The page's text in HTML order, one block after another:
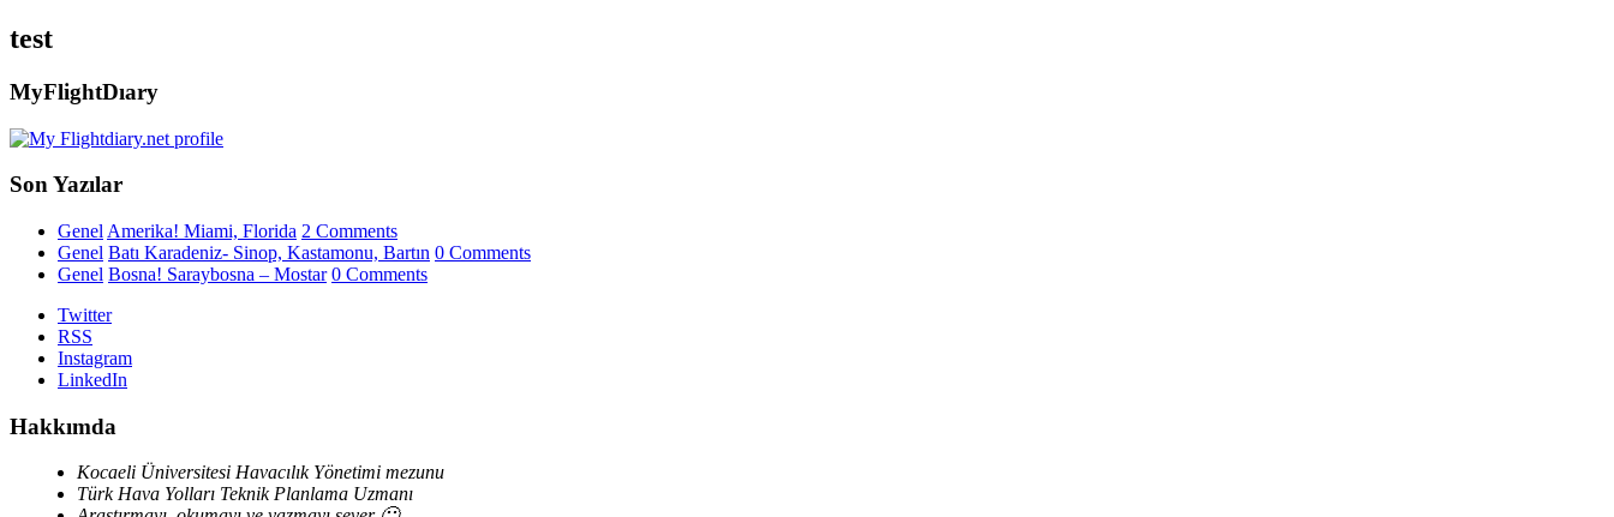
test
MyFlightDıary
Son Yazılar
Genel Amerika! Miami, Florida 2 Comments
Genel Batı Karadeniz- Sinop, Kastamonu, Bartın 0 Comments
Genel Bosna! Saraybosna – Mostar 0 Comments
Twitter
RSS
Instagram
LinkedIn
Hakkımda
Kocaeli Üniversitesi Havacılık Yönetimi mezunu
Türk Hava Yolları Teknik Planlama Uzmanı